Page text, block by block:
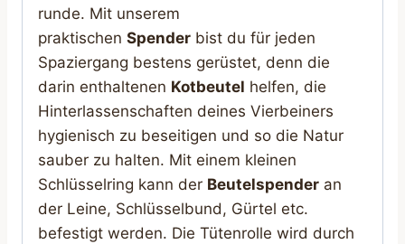
runde. Mit unserem
praktischen Spender bist du für jeden
Spaziergang bestens gerüstet, denn die
darin enthaltenen Kotbeutel helfen, die
Hinterlassenschaften deines Vierbeiners
hygienisch zu beseitigen und so die Natur
sauber zu halten. Mit einem kleinen
Schlüsselring kann der Beutelspender an
der Leine, Schlüsselbund, Gürtel etc.
befestigt werden. Die Tütenrolle wird durch